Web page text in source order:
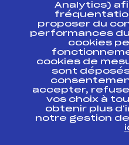
Ressources
Pass’Neige
Projet sportif
Projet de
Antidopage
Pôle
Scientifique
Listes ministérielles
Pôle vie de l’athlète
Enseignement
Analytics)
proposer du
performances
cookies
cookies de
sont
accepter,
vos choix à
obtenir plus
notre gestion